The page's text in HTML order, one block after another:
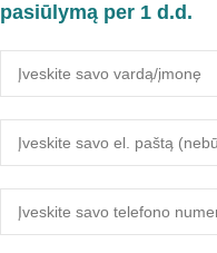
pasiūlymą per 1 d.d.